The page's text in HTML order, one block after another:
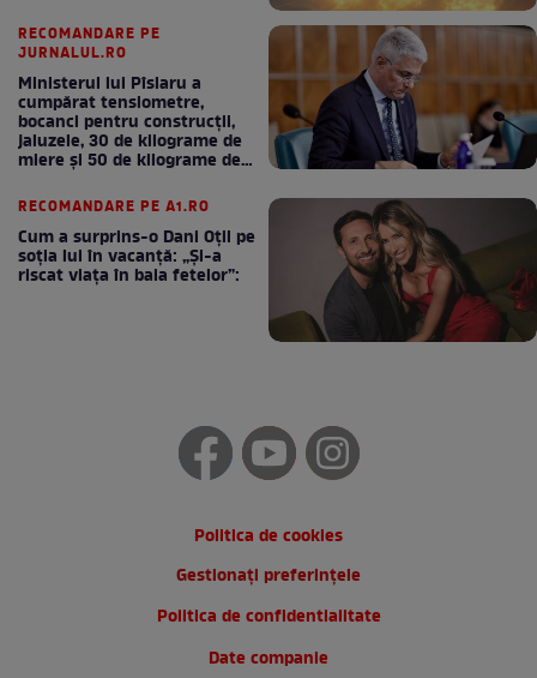
RECOMANDARE PE
JURNALUL.RO
Ministerul lui Pîslaru a
cumpărat tensiometre,
bocanci pentru construcții,
jaluzele, 30 de kilograme de
miere și 50 de kilograme de
RECOMANDARE PE A1.RO
Cum a surprins-o Dani Oțil pe
soția lui în vacanță: „Și-a
riscat viața în baia fetelor”:
Politica de cookies
Gestionați preferințele
Politica de confidentialitate
Date companie